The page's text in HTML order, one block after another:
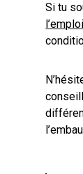
Si tu